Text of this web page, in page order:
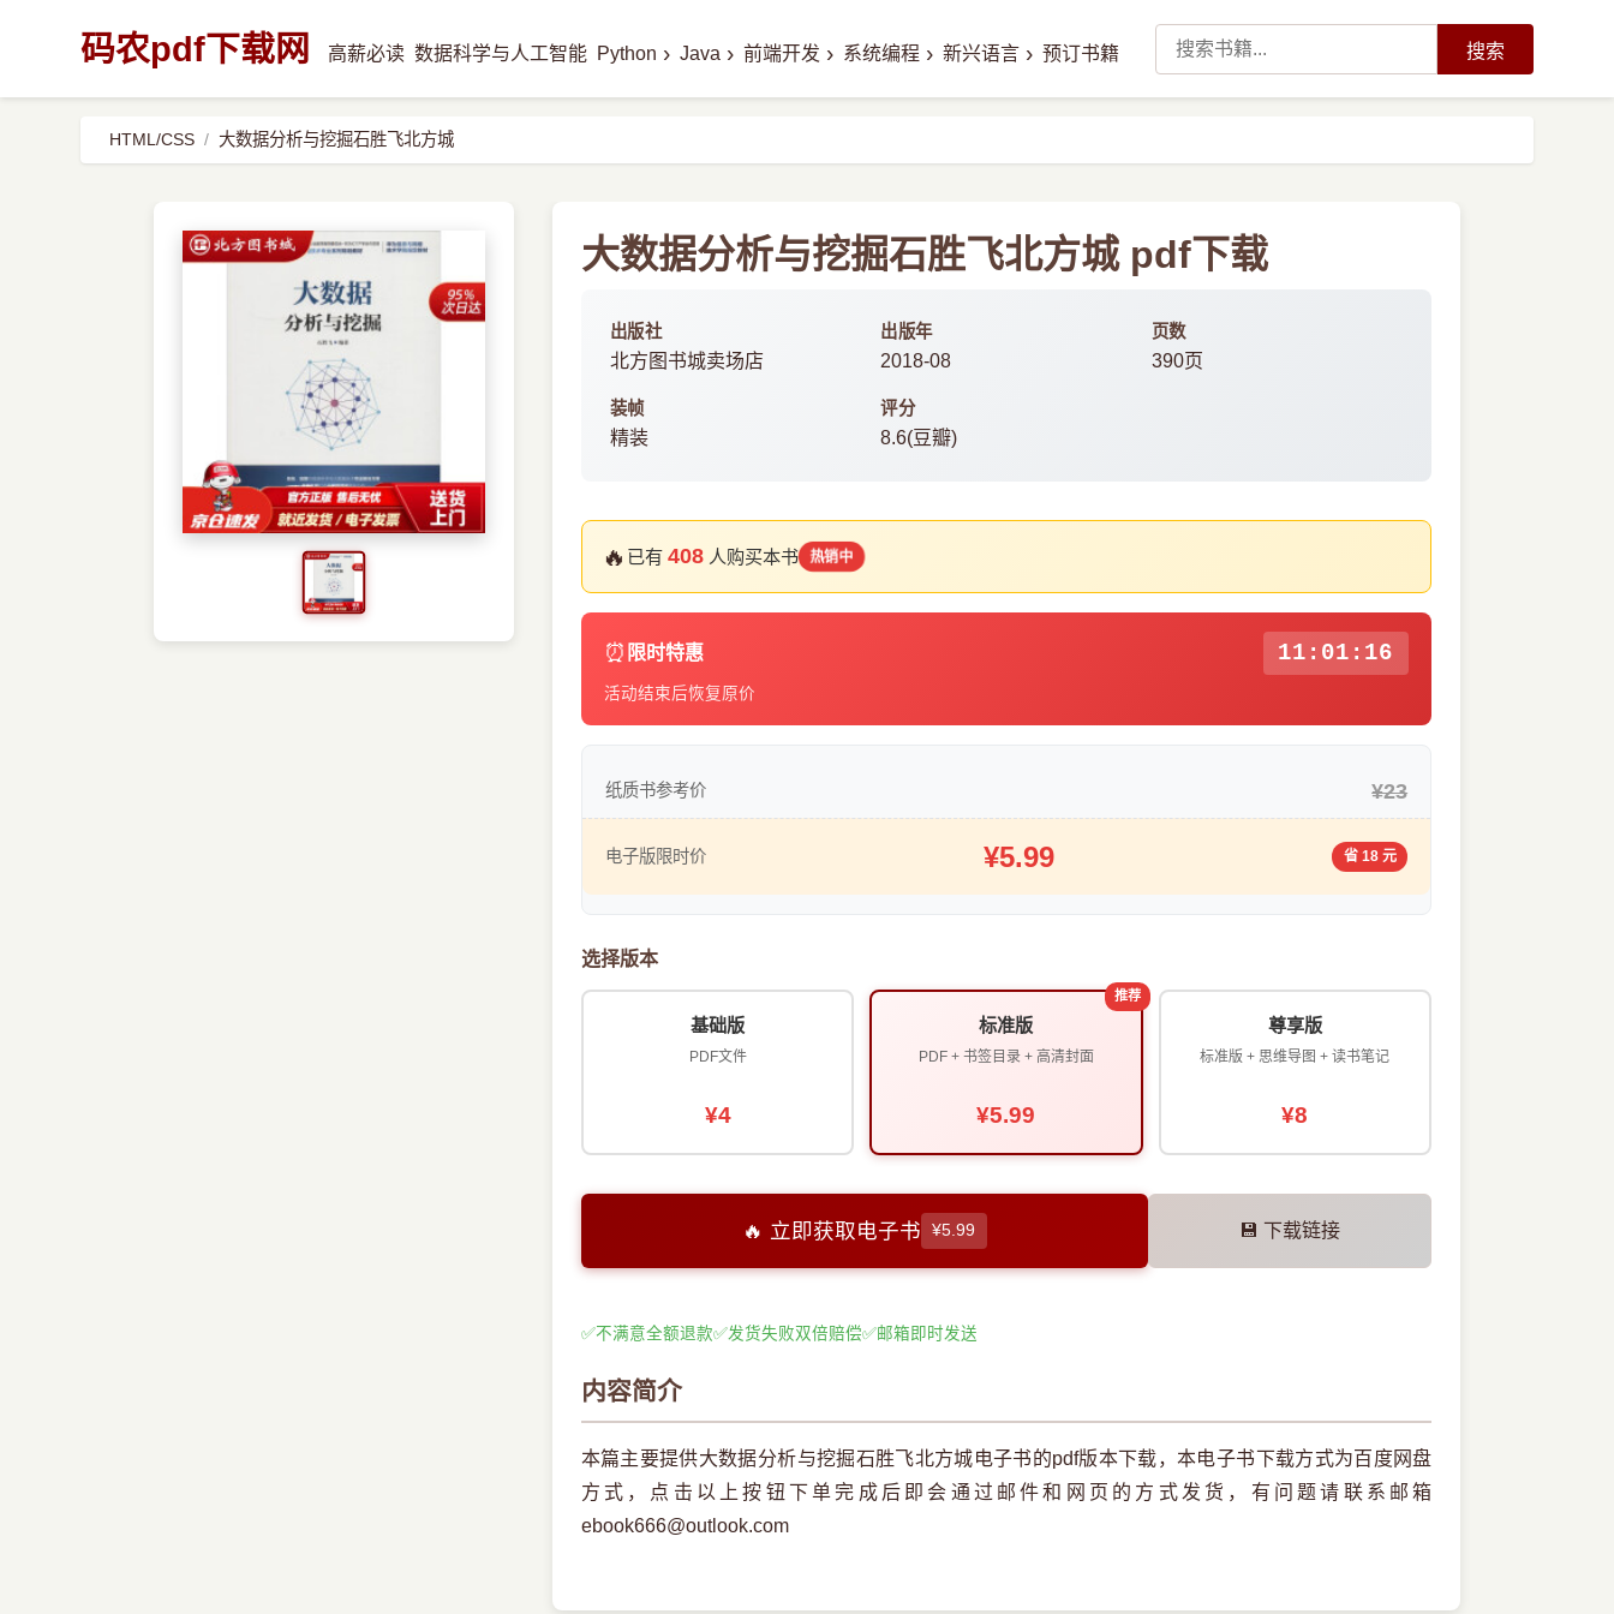
码农pdf下载网 高薪必读 数据科学与人工智能 Python › Java › 前端开发 › 系统编程 › 新兴语言 › 预订书籍 搜索
HTML/CSS 大数据分析与挖掘石胜飞北方城
大数据分析与挖掘石胜飞北方城 pdf下载
出版社
北方图书城卖场店
出版年
2018-08
页数
390页
装帧
精装
评分
8.6(豆瓣)
🔥 已有 408人购买本书 热销中
⏰ 限时特惠 11:01:15
活动结束后恢复原价
纸质书参考价 ¥23
电子版限时价 ¥5.99 省 18 元
选择版本
基础版
PDF文件
¥4
推荐
标准版
PDF + 书签目录 + 高清封面
¥5.99
尊享版
标准版 + 思维导图 + 读书笔记
¥8
🔥 立即获取电子书 ¥5.99 💾 下载链接
✅不满意全额退款✅发货失败双倍赔偿✅邮箱即时发送
内容简介
本篇主要提供大数据分析与挖掘石胜飞北方城电子书的pdf版本下载，本电子书下载方式为百度网盘
方式，点击以上按钮下单完成后即会通过邮件和网页的方式发货，有问题请联系邮箱
ebook666@outlook.com